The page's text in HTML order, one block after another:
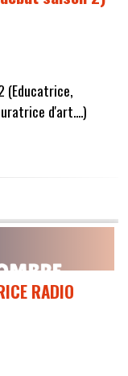
2 (Educatrice,
d'art....)
RADIO